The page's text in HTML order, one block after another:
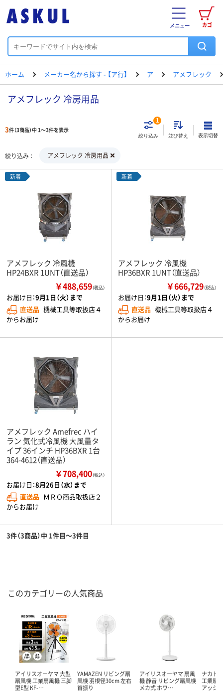
カゴ
メニュー
ホーム メーカー名から探す - 【ア行】 ア アメフレック
アメフレック 冷房用品
3件（3商品）中 1～3件を表示
絞り込み
1
並び替え 表示切替
絞り込み アメフレック 冷房用品
新着
アメフレック 冷風機
HP24BXR 1UNT（直送品）
￥488,659（税込）
お届け日：9月1日（火）まで
直送品 機械工具等取扱店４
からお届け
新着
アメフレック 冷風機
HP36BXR 1UNT（直送品）
￥666,729（税込）
お届け日：9月1日（火）まで
直送品 機械工具等取扱店４
からお届け
アメフレック Amefrec ハイ
ラン 気化式冷風機 大風量タ
イプ 36インチ HP36BXR 1台
364-4612（直送品）
￥708,400（税込）
お届け日：8月26日（水）まで
直送品 ＭＲＯ商品取扱店２
からお届け
3件（3商品）中 1件目～3件目
このカテゴリーの人気商品
アイリスオーヤマ 大型
扇風機 工業扇風機 三脚
型E型 KF-…
YAMAZEN リビング扇
風機 羽根径30cm 左右
首振り
アイリスオーヤマ 扇風
機 静音 リビング扇風機
メカ式 ホワ…
ナカト
工業扇
アッシ